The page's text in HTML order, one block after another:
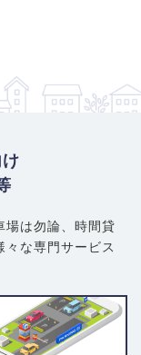
は勿論、 時間貸
々な専門サービス